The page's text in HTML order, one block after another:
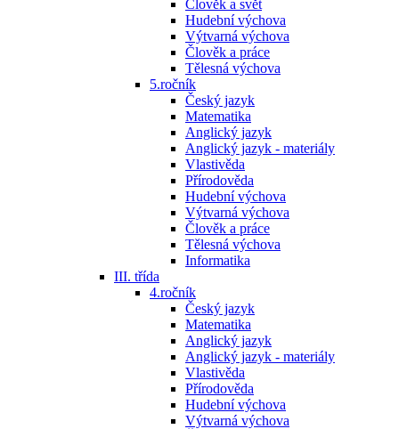
Člověk a svět
Hudební výchova
Výtvarná výchova
Člověk a práce
Tělesná výchova
5.ročník
Český jazyk
Matematika
Anglický jazyk
Anglický jazyk - materiály
Vlastivěda
Přírodověda
Hudební výchova
Výtvarná výchova
Člověk a práce
Tělesná výchova
Informatika
III. třída
4.ročník
Český jazyk
Matematika
Anglický jazyk
Anglický jazyk - materiály
Vlastivěda
Přírodověda
Hudební výchova
Výtvarná výchova